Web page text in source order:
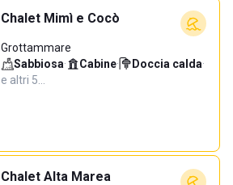
Chalet Mimì e Cocò
Grottammare
Sabbiosa· Cabine· Doccia calda·
e altri 5…
Chalet Alta Marea